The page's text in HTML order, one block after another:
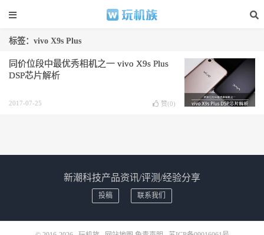
标签：vivo X9s Plus
同价位段中最优秀相机之一 vivo X9s Plus
DSP芯片解析
2017-07-25 赞(0)
新潮科技产品资讯/评测/经验分享
投稿 联系我们